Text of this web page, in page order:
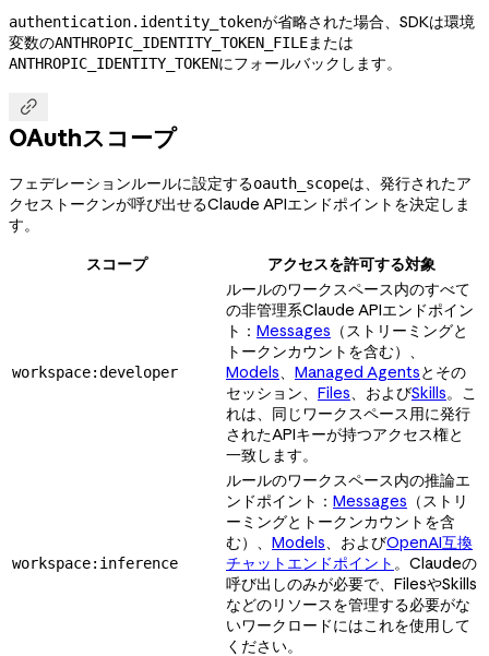
authentication.identity_tokenが省略された場合、SDKは環境
変数のANTHROPIC_IDENTITY_TOKEN_FILEまたは
ANTHROPIC_IDENTITY_TOKENにフォールバックします。

OAuthスコープ
フェデレーションルールに設定するoauth_scopeは、発行されたア
クセストークンが呼び出せるClaude APIエンドポイントを決定しま
す。
スコープ
アクセスを許可する対象
workspace:developer
ルールのワークスペース内のすべて
の非管理系Claude APIエンドポイン
ト： Messages （ストリーミングと
トークンカウントを含む）、
Models、 Managed Agentsとその
セッション、 Files、およびSkills。こ
れは、同じワークスペース用に発行
されたAPIキーが持つアクセス権と
一致します。
workspace:inference
ルールのワークスペース内の推論エ
ンドポイント： Messages （ストリ
ーミングとトークンカウントを含
む）、 Models、およびOpenAI互換
チャットエンドポイント 。Claudeの
呼び出しのみが必要で、FilesやSkills
などのリソースを管理する必要がな
いワークロードにはこれを使用して
ください。